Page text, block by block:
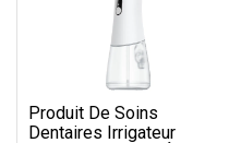
Produit De Soins
Dentaires Irrigateur